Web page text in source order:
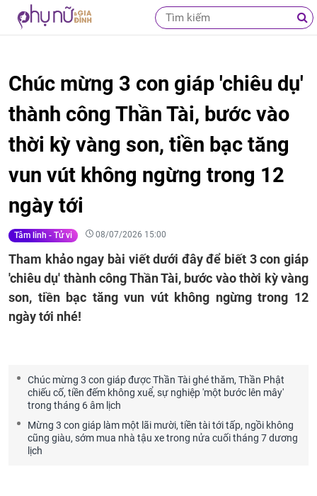
Chúc mừng 3 con giáp 'chiêu dụ'
thành công Thần Tài, bước vào
thời kỳ vàng son, tiền bạc tăng
vun vút không ngừng trong 12
ngày tới
Tâm linh - Tử vi 08/07/2026 15:00
Tham khảo ngay bài viết dưới đây để biết 3 con giáp
'chiêu dụ' thành công Thần Tài, bước vào thời kỳ vàng
son, tiền bạc tăng vun vút không ngừng trong 12
ngày tới nhé!
Chúc mừng 3 con giáp được Thần Tài ghé thăm, Thần Phật
chiếu cố, tiền đếm không xuể, sự nghiệp 'một bước lên mây'
trong tháng 6 âm lịch
Mừng 3 con giáp làm một lãi mười, tiền tài tới tấp, ngồi không
cũng giàu, sớm mua nhà tậu xe trong nửa cuối tháng 7 dương
lịch